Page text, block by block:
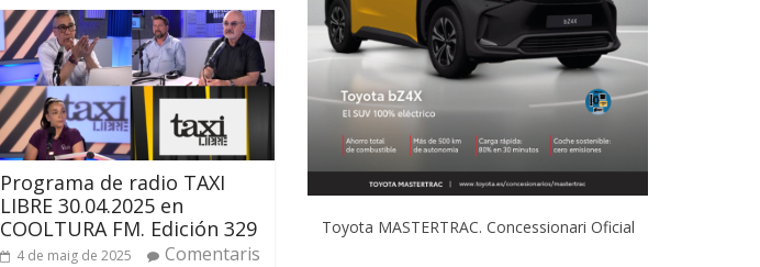
Programa de radio TAXI
LIBRE 30.04.2025 en
COOLTURA FM. Edición 329
4 de maig de 2025
Comentaris
Toyota MASTERTRAC. Concessionari Oficial